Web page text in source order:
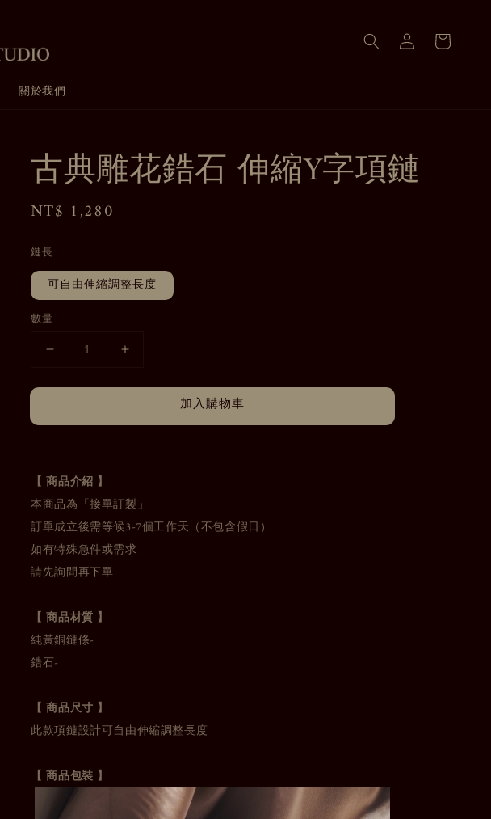
關於我們
古典雕花鋯石 伸縮Y字項鏈
Regular
NT$ 1,280
鏈長
可自由伸縮調整長度
數量
加入購物車
【 商品介紹 】
本商品為「接單訂製」
訂單成立後需等候3-7個工作天（不包含假日）
如有特殊急件或需求
請先詢問再下單
【 商品材質 】
純黃銅鏈條-
鋯石-
【 商品尺寸 】
此款項鏈設計可自由伸縮調整長度
【 商品包裝 】